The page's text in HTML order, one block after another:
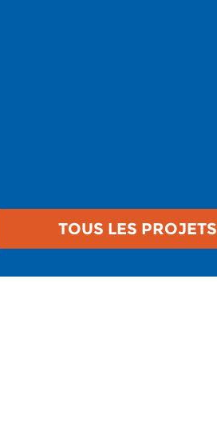
TOUS LES PROJETS